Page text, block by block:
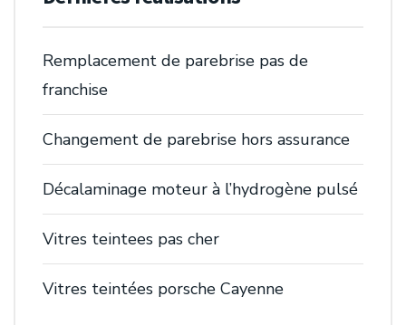
Remplacement de parebrise pas de
franchise
Changement de parebrise hors assurance
Décalaminage moteur à l’hydrogène pulsé
Vitres teintees pas cher
Vitres teintées porsche Cayenne